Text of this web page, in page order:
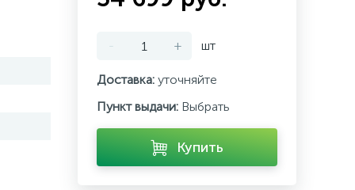
- + шт
Доставка: уточняйте
Пункт выдачи: Выбрать
Купить